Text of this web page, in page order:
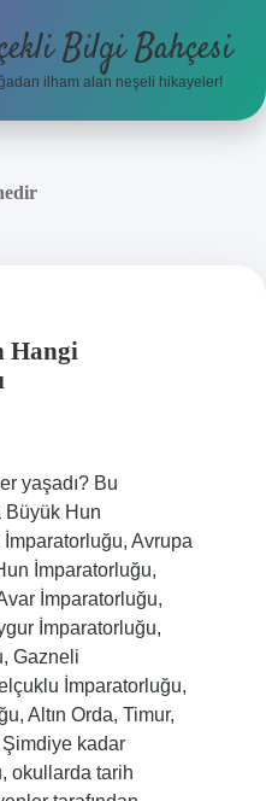
Bilgi Bahçesi
ilham alan neşeli hikayeler!
Hangi
yaşadı? Bu
Büyük Hun
İmparatorluğu, Avrupa
İmparatorluğu,
İmparatorluğu,
İmparatorluğu,
Gazneli
İmparatorluğu,
Altın Orda, Timur,
Şimdiye kadar
okullarda tarih